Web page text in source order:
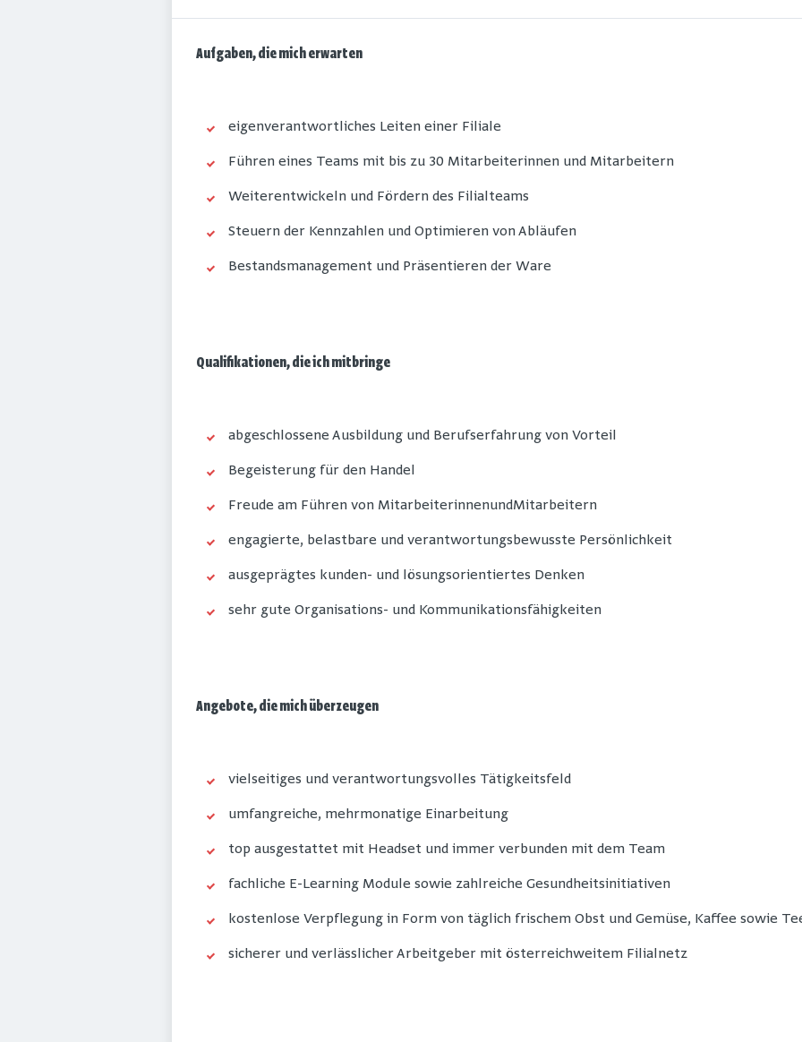
Aufgaben, die mich erwarten
eigenverantwortliches Leiten einer Filiale
Führen eines Teams mit bis zu 30 Mitarbeiterinnen und Mitarbeitern
Weiterentwickeln und Fördern des Filialteams
Steuern der Kennzahlen und Optimieren von Abläufen
Bestandsmanagement und Präsentieren der Ware
Qualifikationen, die ich mitbringe
abgeschlossene Ausbildung und Berufserfahrung von Vorteil
Begeisterung für den Handel
Freude am Führen von MitarbeiterinnenundMitarbeitern
engagierte, belastbare und verantwortungsbewusste Persönlichkeit
ausgeprägtes kunden- und lösungsorientiertes Denken
sehr gute Organisations- und Kommunikationsfähigkeiten
Angebote, die mich überzeugen
vielseitiges und verantwortungsvolles Tätigkeitsfeld
umfangreiche, mehrmonatige Einarbeitung
top ausgestattet mit Headset und immer verbunden mit dem Team
fachliche E-Learning Module sowie zahlreiche Gesundheitsinitiativen
kostenlose Verpflegung in Form von täglich frischem Obst und Gemüse, Kaffee sowie
sicherer und verlässlicher Arbeitgeber mit österreichweitem Filialnetz